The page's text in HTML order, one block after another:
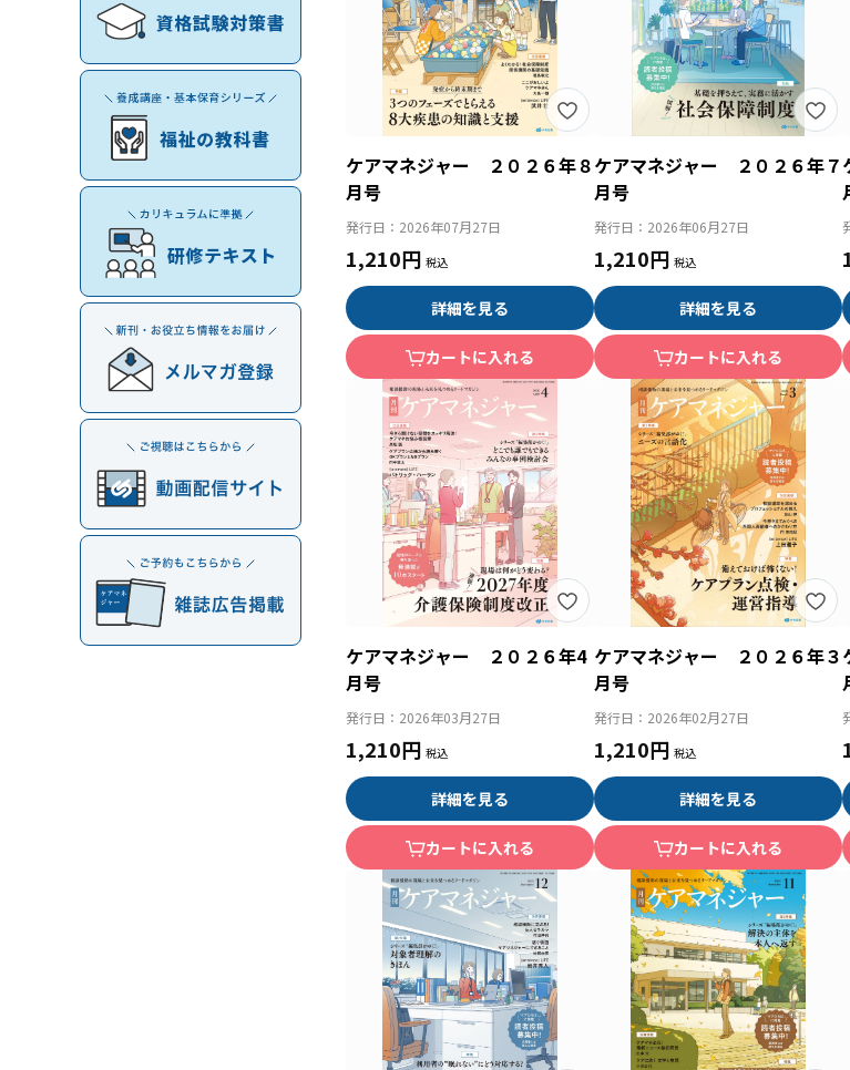
ケアマネジャー ２０２６年８
月号
発行日： 2026年07月27日
1,210円
詳細を見る
カートに入れる
ケアマネジャー ２０２６年７
月号
発行日： 2026年06月27日
1,210円
詳細を見る
カートに入れる
ケアマネジャー ２０２６年4
月号
発行日： 2026年03月27日
1,210円
詳細を見る
カートに入れる
ケアマネジャー ２０２６年３
月号
発行日： 2026年02月27日
1,210円
詳細を見る
カートに入れる